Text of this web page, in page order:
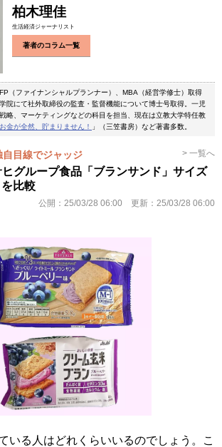
柏木理佳
生活経済ジャーナリスト
著者のコラム一覧
（ファイナンシャルプランナー）、MBA（経営学修士）取得
院にて社外取締役の監査・監督機能について博士号取得。一児
略、マーケティングなどの科目を担当、現在は立教大学特任教
金が全然、貯まりません！ 」（三笠書房）など著書多数。
目線でジャッジ > 一覧へ
グループ食品「ブランサンド」サイズ
比較
公開： 25/03/28 06:00 更新： 25/03/28 06:00
いる人はどれくらいいるのでしょう。こ